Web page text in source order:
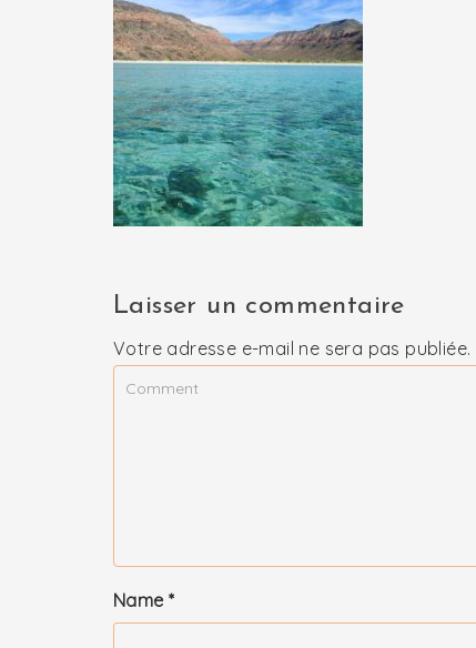
Laisser un commentaire
Votre adresse e-mail ne sera pas publiée.
Name *